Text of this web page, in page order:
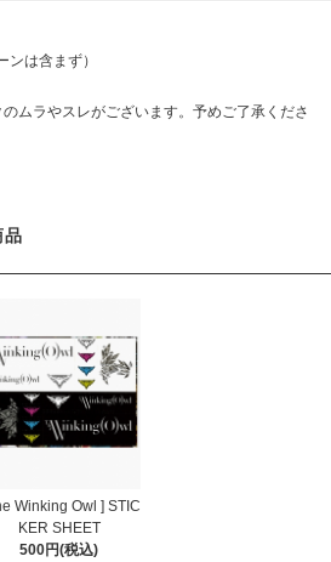
ンは含まず）
ムラやスレがございます。予めご了承くださ
品
Winking Owl ] STIC
KER SHEET
500円(税込)